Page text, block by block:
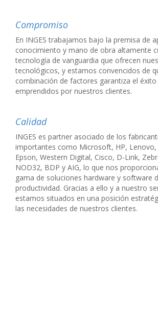
Compromiso
En INGES trabajamos bajo la premisa de
conocimiento y mano de obra altamente
tecnología de vanguardia que ofrecen
tecnológicos, y estamos convencidos de
combinación de factores garantiza el
emprendidos por nuestros clientes.
Calidad
INGES es partner asociado de los
importantes como Microsoft, HP, Lenovo,
Epson, Western Digital, Cisco, D-Link,
NOD32, BDP y AIG, lo que nos
gama de soluciones hardware y software
productividad. Gracias a ello y a nuestro
estamos situados en una posición
las necesidades de nuestros clientes.